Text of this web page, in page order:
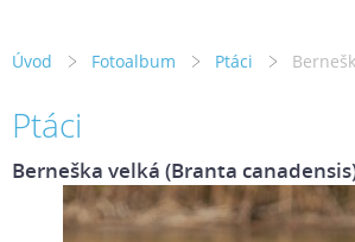
Úvod Fotoalbum Ptáci
Ptáci
Berneška velká (Branta